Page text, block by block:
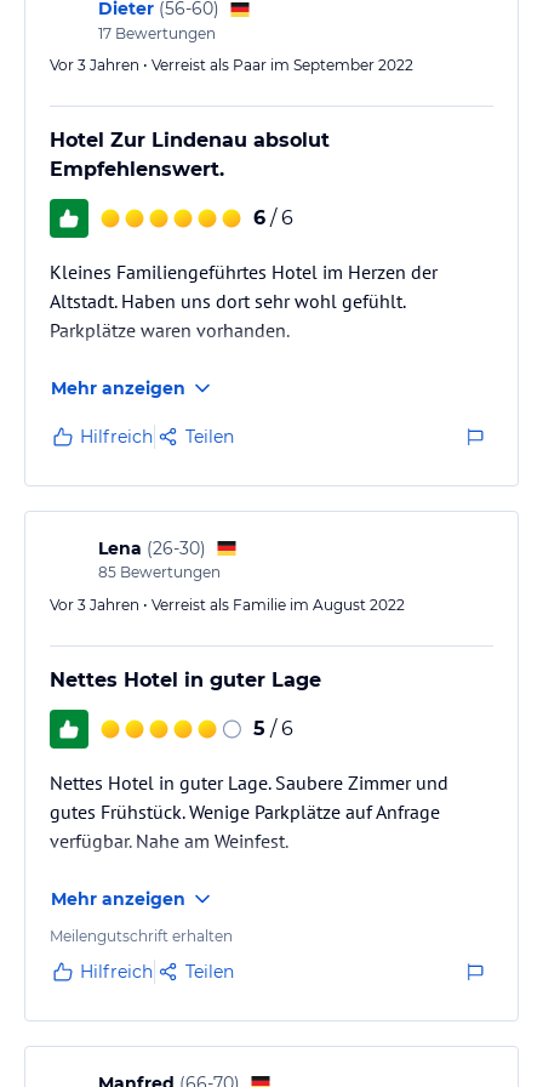
Dieter (56-60)
17 Bewertungen
Vor 3 Jahren • Verreist als Paar im September 2022
Hotel Zur Lindenau absolut
Empfehlenswert.
6 / 6
Kleines Familiengeführtes Hotel im Herzen der
Altstadt. Haben uns dort sehr wohl gefühlt.
Parkplätze waren vorhanden.
Mehr anzeigen
Hilfreich Teilen
Lena (26-30)
85 Bewertungen
Vor 3 Jahren • Verreist als Familie im August 2022
Nettes Hotel in guter Lage
5 / 6
Nettes Hotel in guter Lage. Saubere Zimmer und
gutes Frühstück. Wenige Parkplätze auf Anfrage
verfügbar. Nahe am Weinfest.
Mehr anzeigen
Meilengutschrift erhalten
Hilfreich Teilen